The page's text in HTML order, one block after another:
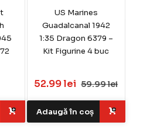
US Marines
Guadalcanal 1942
1:35 Dragon 6379 –
Kit Figurine 4 buc
52.99 lei 59.99 lei
Adaugă în coș